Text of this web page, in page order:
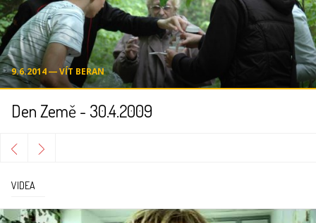
9.6.2014 ― VÍT BERAN
Den Země - 30.4.2009
VIDEA